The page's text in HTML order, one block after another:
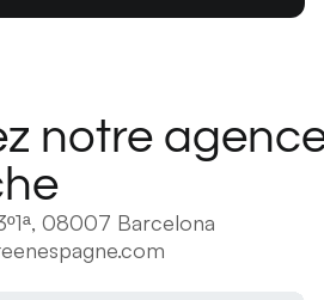
notre
08007 Barcelona